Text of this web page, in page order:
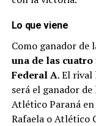
Lo que viene
Como ganador de
una de las
Federal A. El rival
será el ganador
Atlético Paraná
Rafaela o Atlético